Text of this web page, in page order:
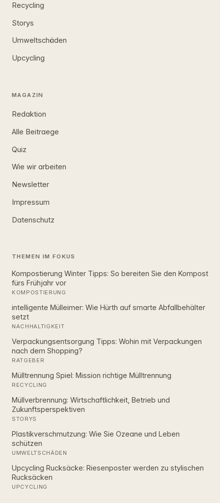
Recycling
Storys
Umweltschäden
Upcycling
MAGAZIN
Redaktion
Alle Beitraege
Quiz
Wie wir arbeiten
Newsletter
Impressum
Datenschutz
THEMEN IM FOKUS
Kompostierung Winter Tipps: So bereiten Sie den Kompost
fürs Frühjahr vor
KOMPOSTIERUNG
intelligente Mülleimer: Wie Hürth auf smarte Abfallbehälter
setzt
NACHHALTIGKEIT
Verpackungsentsorgung Tipps: Wohin mit Verpackungen
nach dem Shopping?
RATGEBER
Mülltrennung Spiel: Mission richtige Mülltrennung
RECYCLING
Müllverbrennung: Wirtschaftlichkeit, Betrieb und
Zukunftsperspektiven
STORYS
Plastikverschmutzung: Wie Sie Ozeane und Leben
schützen
UMWELTSCHÄDEN
Upcycling Rucksäcke: Riesenposter werden zu stylischen
Rucksäcken
UPCYCLING